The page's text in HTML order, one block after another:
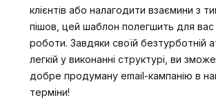
клієнтів або налагодити взаємини з
пішов, цей шаблон полегшить для вас
роботи. Завдяки своїй безтурботній
легкій у виконанні структурі, ви
добре продуману email-кампанію в
терміни!